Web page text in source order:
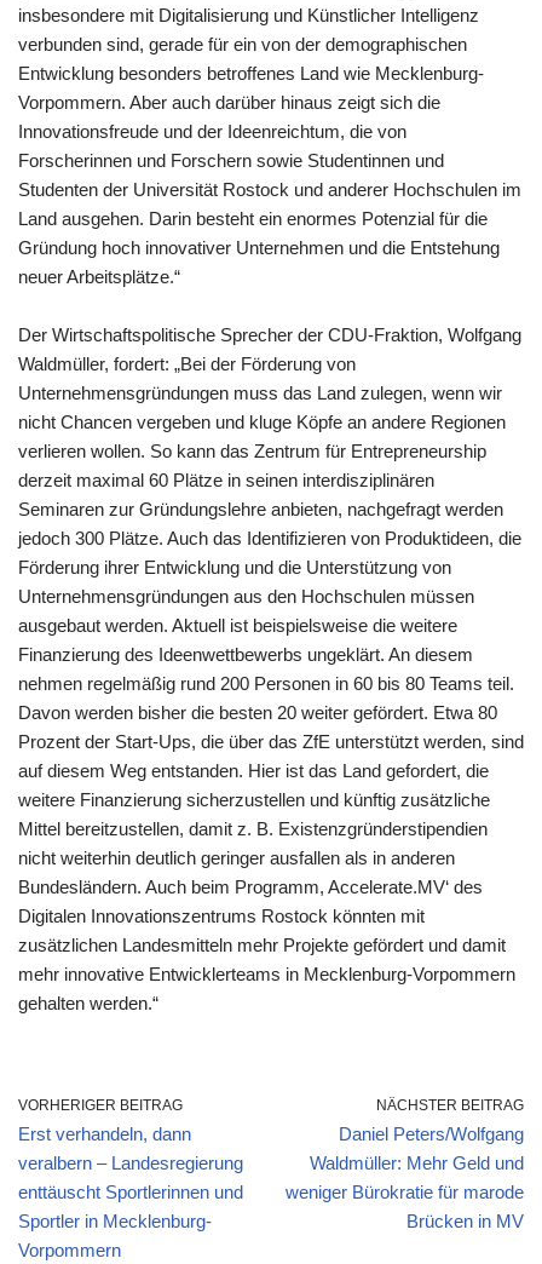
insbesondere mit Digitalisierung und Künstlicher Intelligenz
verbunden sind, gerade für ein von der demographischen
Entwicklung besonders betroffenes Land wie Mecklenburg-
Vorpommern. Aber auch darüber hinaus zeigt sich die
Innovationsfreude und der Ideenreichtum, die von
Forscherinnen und Forschern sowie Studentinnen und
Studenten der Universität Rostock und anderer Hochschulen im
Land ausgehen. Darin besteht ein enormes Potenzial für die
Gründung hoch innovativer Unternehmen und die Entstehung
neuer Arbeitsplätze.“
Der Wirtschaftspolitische Sprecher der CDU-Fraktion, Wolfgang
Waldmüller, fordert: „Bei der Förderung von
Unternehmensgründungen muss das Land zulegen, wenn wir
nicht Chancen vergeben und kluge Köpfe an andere Regionen
verlieren wollen. So kann das Zentrum für Entrepreneurship
derzeit maximal 60 Plätze in seinen interdisziplinären
Seminaren zur Gründungslehre anbieten, nachgefragt werden
jedoch 300 Plätze. Auch das Identifizieren von Produktideen, die
Förderung ihrer Entwicklung und die Unterstützung von
Unternehmensgründungen aus den Hochschulen müssen
ausgebaut werden. Aktuell ist beispielsweise die weitere
Finanzierung des Ideenwettbewerbs ungeklärt. An diesem
nehmen regelmäßig rund 200 Personen in 60 bis 80 Teams teil.
Davon werden bisher die besten 20 weiter gefördert. Etwa 80
Prozent der Start-Ups, die über das ZfE unterstützt werden, sind
auf diesem Weg entstanden. Hier ist das Land gefordert, die
weitere Finanzierung sicherzustellen und künftig zusätzliche
Mittel bereitzustellen, damit z. B. Existenzgründerstipendien
nicht weiterhin deutlich geringer ausfallen als in anderen
Bundesländern. Auch beim Programm, Accelerate.MV‘ des
Digitalen Innovationszentrums Rostock könnten mit
zusätzlichen Landesmitteln mehr Projekte gefördert und damit
mehr innovative Entwicklerteams in Mecklenburg-Vorpommern
gehalten werden.“
VORHERIGER BEITRAG
Erst verhandeln, dann
veralbern – Landesregierung
enttäuscht Sportlerinnen und
Sportler in Mecklenburg-
Vorpommern
NÄCHSTER BEITRAG
Daniel Peters/Wolfgang
Waldmüller: Mehr Geld und
weniger Bürokratie für marode
Brücken in MV